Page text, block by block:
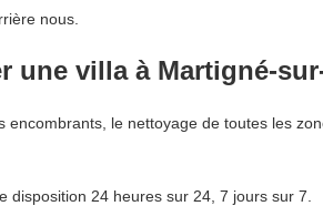
nous.
une villa à Martigné-
le nettoyage de toutes les
disposition 24 heures sur 24, 7 jours sur 7.